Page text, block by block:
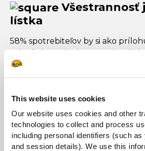
This website uses cookies
Our website uses cookies and other
technologies to collect and process
including personal identifiers (such as
and session details). We use this
Všestrannosť
lístka
58% spotrebiteľov by si ako
obed². Hranolčeky sú stále
mnohých jedálnych lístkov.
Všestrannosť
lístka
25% spotrebiteľov je ochotných
produkt, ak je to obmena